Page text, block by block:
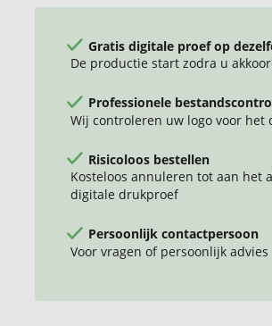
Gratis digitale proef op
De productie start zodra u
Professionele
Wij controleren uw logo voor het
Risicoloos bestellen
Kosteloos annuleren tot aan het
digitale drukproef
Persoonlijk contactpersoon
Voor vragen of persoonlijk advies